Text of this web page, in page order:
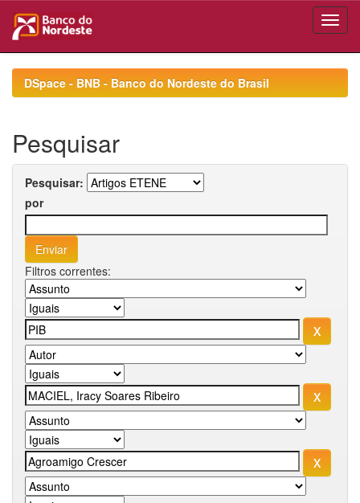
navigationDSpace - BNB - Banco do Nordeste do Brasil
Pesquisar
Pesquisar:
por
Filtros correntes: